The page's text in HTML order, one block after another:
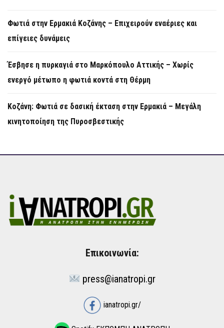
Φωτιά στην Ερμακιά Κοζάνης – Επιχειρούν εναέριες και
επίγειες δυνάμεις
Έσβησε η πυρκαγιά στο Μαρκόπουλο Αττικής – Χωρίς
ενεργό μέτωπο η φωτιά κοντά στη Θέρμη
Κοζάνη: Φωτιά σε δασική έκταση στην Ερμακιά – Μεγάλη
κινητοποίηση της Πυροσβεστικής
Επικοινωνία:
press@ianatropi.gr
ianatropi.gr/